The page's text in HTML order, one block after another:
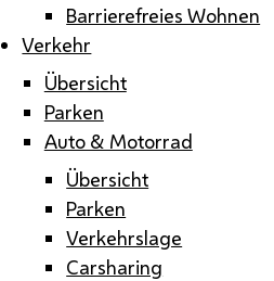
Barrierefreies Wohnen
Verkehr
Übersicht
Parken
Auto & Motorrad
Übersicht
Parken
Verkehrslage
Carsharing